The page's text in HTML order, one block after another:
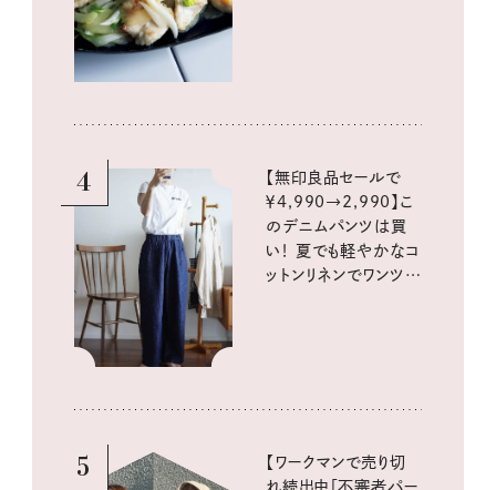
4
【無印良品セールで
￥4,990→2,990】こ
のデニムパンツは買
い！ 夏でも軽やかなコ
ットンリネンでワンツー
5
【ワークマンで売り切
れ続出中「不審者パー